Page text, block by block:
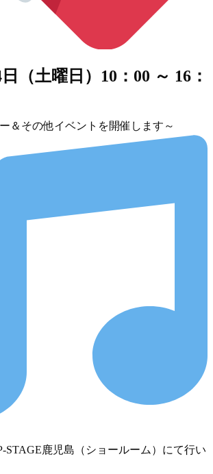
（土曜日）10：00 ～ 16：
＆その他イベントを開催します～
STAGE鹿児島（ショールーム）にて行い